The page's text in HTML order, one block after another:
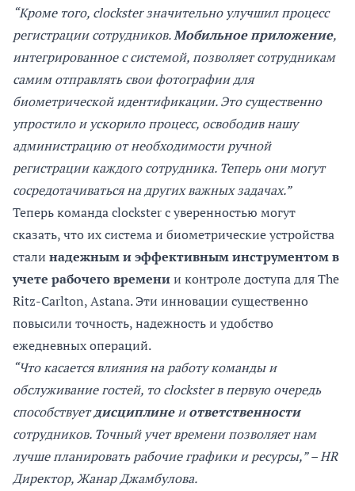
“Кроме того, clockster значительно улучшил процесс
регистрации сотрудников.Мобильное приложение,
интегрированное с системой, позволяет сотрудникам
самим отправлять свои фотографии для
биометрической идентификации. Это существенно
упростило и ускорило процесс, освободив нашу
администрацию от необходимости ручной
регистрации каждого сотрудника. Теперь они могут
сосредотачиваться на других важных задачах.”
Теперь команда clockster с уверенностью могут
сказать, что их система и биометрические устройства
стали надежным и эффективным инструментом в
учете рабочего времении контроле доступа для The
Ritz-Carlton, Astana. Эти инновации существенно
повысили точность, надежность и удобство
ежедневных операций.
“Что касается влияния на работу команды и
обслуживание гостей, то clockster в первую очередь
способствуетдисциплинеиответственности
сотрудников. Точный учет времени позволяет нам
лучше планировать рабочие графики и ресурсы,”– HR
Директор, Жанар Джамбулова.